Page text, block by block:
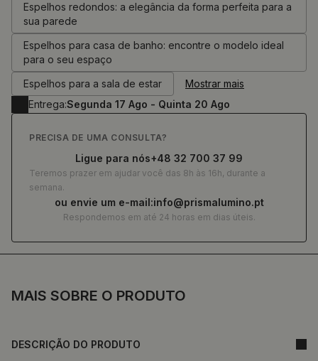
MAIS SOBRE O PRODUTO
DESCRIÇÃO DO PRODUTO
Espelhos redondos: a elegância da forma perfeita para a
sua parede
Espelhos para casa de banho: encontre o modelo ideal
para o seu espaço
Espelhos para a sala de estar
Mostrar mais
Entrega:Segunda 17 Ago - Quinta 20 Ago
PRECISA DE UMA CONSULTA?
Ligue para nós+48 32 700 37 99
Teremos prazer em ajudar você das 8h às 16h, durante a
semana.
ou envie um e-mail:info@prismalumino.pt
Respondemos em até 24 horas em dias úteis.